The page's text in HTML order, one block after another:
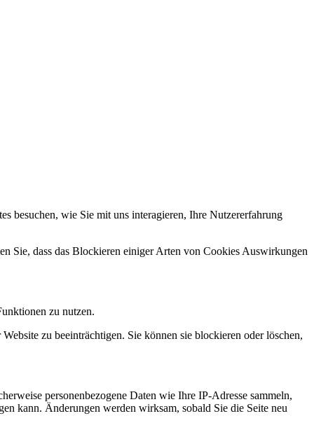
besuchen, wie Sie mit uns interagieren, Ihre Nutzererfahrung
Sie, dass das Blockieren einiger Arten von Cookies Auswirkungen
zu nutzen.
zu beeinträchtigen. Sie können sie blockieren oder löschen,
personenbezogene Daten wie Ihre IP-Adresse sammeln,
kann. Änderungen werden wirksam, sobald Sie die Seite neu